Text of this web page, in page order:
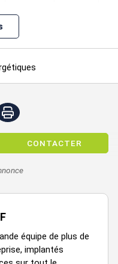
à la charge de
CONTACTER
équipe de plus de
implantés